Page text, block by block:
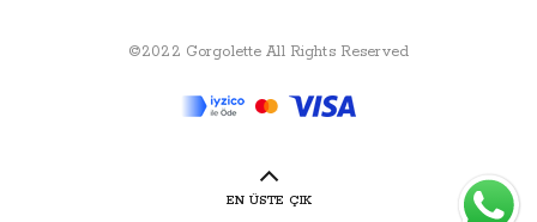
©2022 Gorgolette All Rights Reserved
EN ÜSTE ÇIK